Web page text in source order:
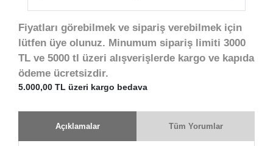
Fiyatları görebilmek ve sipariş verebilmek için
lütfen üye olunuz. Minumum sipariş limiti 3000
TL ve 5000 tl üzeri alışverişlerde kargo ve kapıda
ödeme ücretsizdir.
5.000,00 TL üzeri kargo bedava
Açıklamalar Tüm Yorumlar